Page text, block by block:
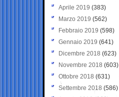
Aprile 2019 (383)
Marzo 2019 (562)
Febbraio 2019 (598)
Gennaio 2019 (641)
Dicembre 2018 (623)
Novembre 2018 (603)
Ottobre 2018 (631)
Settembre 2018 (586)